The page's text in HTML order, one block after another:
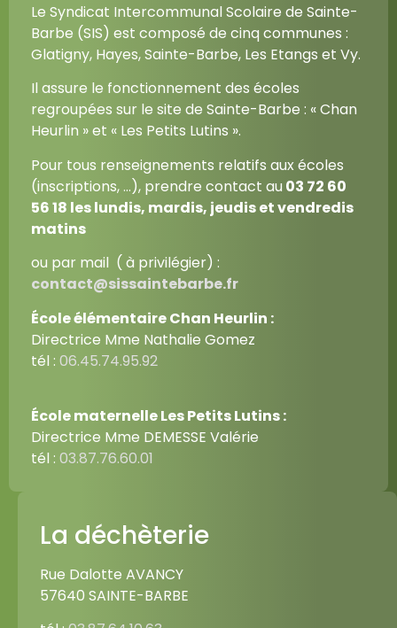
Le Syndicat Intercommunal Scolaire de Sainte-
Barbe (SIS) est composé de cinq communes :
Glatigny, Hayes, Sainte-Barbe, Les Etangs et Vy.
Il assure le fonctionnement des écoles
regroupées sur le site de Sainte-Barbe : « Chan
Heurlin » et « Les Petits Lutins ».
Pour tous renseignements relatifs aux écoles
(inscriptions, …), prendre contact au03 72 60
56 18 les lundis, mardis, jeudis et vendredis
matins
ou par mail ( à privilégier) :
contact@sissaintebarbe.fr
École élémentaire Chan Heurlin :
Directrice Mme Nathalie Gomez
tél : 06.45.74.95.92
École maternelle Les Petits Lutins :
Directrice Mme DEMESSE Valérie
tél : 03.87.76.60.01
La déchèterie
Rue Dalotte AVANCY
57640 SAINTE-BARBE